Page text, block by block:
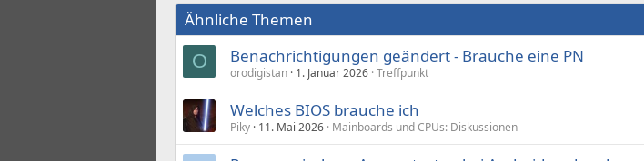
Ähnliche Themen
O Benachrichtigungen geändert - Brauche eine PN
orodigistan 1. Januar 2026 Treffpunkt
Welches BIOS brauche ich
Piky 11. Mai 2026 Mainboards und CPUs: Diskussionen